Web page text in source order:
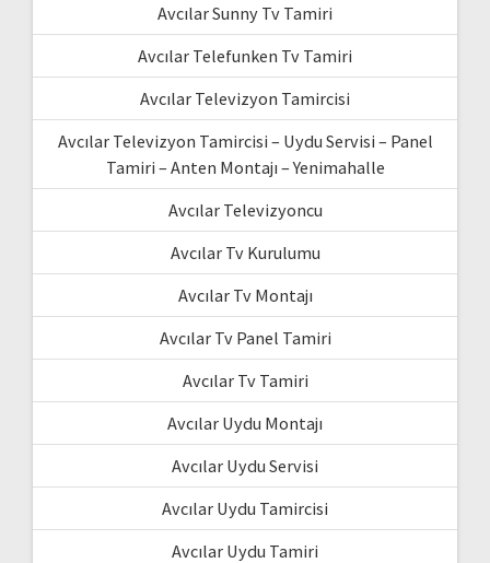
Avcılar Sunny Tv Tamiri
Avcılar Telefunken Tv Tamiri
Avcılar Televizyon Tamircisi
Avcılar Televizyon Tamircisi – Uydu Servisi – Panel
Tamiri – Anten Montajı – Yenimahalle
Avcılar Televizyoncu
Avcılar Tv Kurulumu
Avcılar Tv Montajı
Avcılar Tv Panel Tamiri
Avcılar Tv Tamiri
Avcılar Uydu Montajı
Avcılar Uydu Servisi
Avcılar Uydu Tamircisi
Avcılar Uydu Tamiri